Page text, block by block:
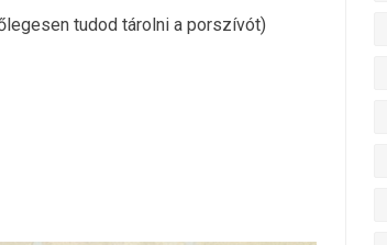
tudod tárolni a porszívót)